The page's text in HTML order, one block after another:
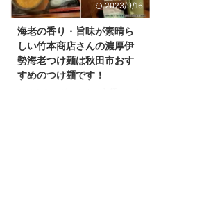
2023/9/16
海老の香り・旨味が素晴ら
しい竹本商店さんの濃厚伊
勢海老つけ麺は秋田市おす
すめのつけ麺です！